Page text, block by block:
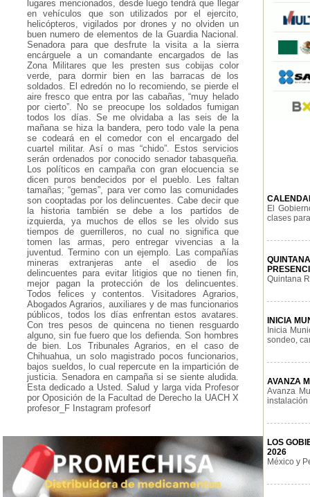
lugares mencionados, desde luego tendrá que llegar
en vehículos que son utilizados por el ejercito,
helicópteros, vigilados por drones y no olviden un
buen numero de elementos de la Guardia Nacional.
Senadora para que desfrute la visita a la sierra
encárguele a un comandante encargados de las
Zona Militares que les presten sus cobijas color
verde, para dormir bien en las barracas de los
soldados. El edredón no lo recomiendo, se pierde el
aire fresco que entra por las cabañas, “muy helado
por cierto”. No se preocupe los soldados fumigan
todos los días. Se me olvidaba a las seis de la
mañana se hiza la bandera, pero todo vale la pena
se codeará en el comedor con el encargado del
cuartel militar. Así o mas “chido”. Estos servicios
serán ordenados por conocido senador tabasqueña.
Los políticos en campaña con gran elocuencia se
dicen puros bendecidos por el pueblo. Les faltan
tamañas; “gemas”, para ver como las comunidades
son cooptadas por los delincuentes. Cabe decir que
la historia también se debe a los partidos de
izquierda, ya muchos de ellos se les olvido sus
tiempos de guerrilleros, no cual no significa que
tomen las armas, pero entregar vivencias a la
juventud. Termino con un ejemplo. Las compañías
mineras extranjeras ante el asedio de los
delincuentes para evitar litigios que no tienen fin,
mejor pagan la protección de los delincuentes.
Todos felices y contentos. Visitadores Agrarios,
Abogados Agrarios, auxiliares y de mas funcionarios
públicos, todos los días enfrentan estos avatares.
Con tres pesos de quincena no tienen resguardo
alguno, sin fue fuero que los defienda. Son hombres
de bien. Los Tribunales Agrarios, en el caso de
Chihuahua, un solo magistrado pocos funcionarios,
bajos sueldos, lo cual repercute en la impartición de
justicia. Senadora en campaña si se siente aludida.
Esta dedicado a Usted. Salud y larga vida Profesor
por Oposición de la Facultad de Derecho la UACH X
profesor_F Instagram profesorf
El
clases
Quintana
INICIA
Inicia
sondeo,
AVANZA
Avanza
instalación
LOS
2026
México y